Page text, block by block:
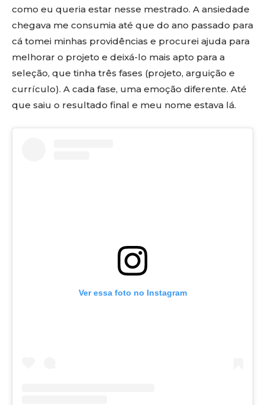
como eu queria estar nesse mestrado. A ansiedade
chegava me consumia até que do ano passado para
cá tomei minhas providências e procurei ajuda para
melhorar o projeto e deixá-lo mais apto para a
seleção, que tinha três fases (projeto, arguição e
currículo). A cada fase, uma emoção diferente. Até
que saiu o resultado final e meu nome estava lá.
Ver essa foto no Instagram